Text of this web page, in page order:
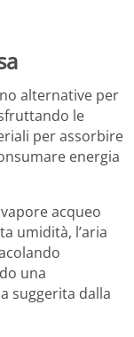
alternative per
le
per assorbire
energia
acqueo
umidità, l’aria
una
suggerita dalla